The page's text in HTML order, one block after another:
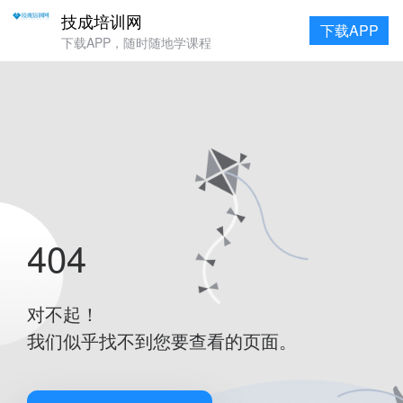
技成培训网
下载APP，随时随地学课程
下载APP
404
对不起！
我们似乎找不到您要查看的页面。